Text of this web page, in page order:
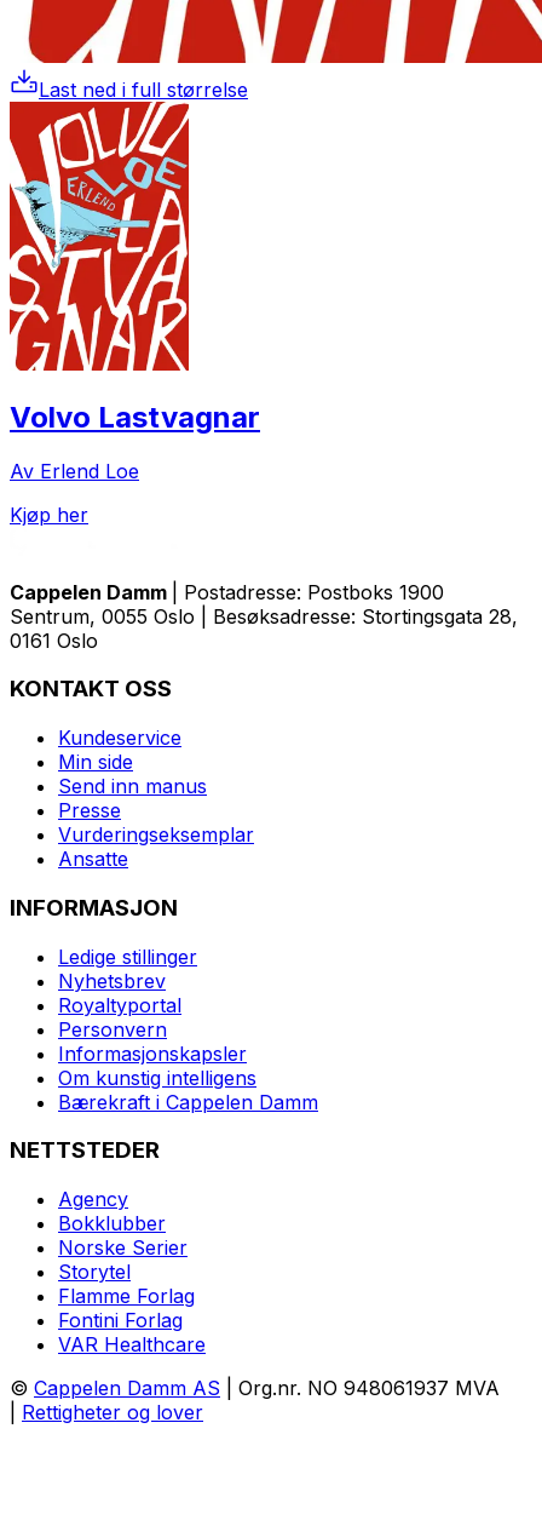
Last ned i full størrelse
Volvo Lastvagnar
Av Erlend Loe
Kjøp her
Cappelen Damm
| Postadresse: Postboks 1900
Sentrum, 0055 Oslo | Besøksadresse: Stortingsgata 28,
0161 Oslo
KONTAKT OSS
Kundeservice
Min side
Send inn manus
Presse
Vurderingseksemplar
Ansatte
INFORMASJON
Ledige stillinger
Nyhetsbrev
Royaltyportal
Personvern
Informasjonskapsler
Om kunstig intelligens
Bærekraft i Cappelen Damm
NETTSTEDER
Agency
Bokklubber
Norske Serier
Storytel
Flamme Forlag
Fontini Forlag
VAR Healthcare
© Cappelen Damm AS | Org.nr. NO 948061937 MVA
Rettigheter og lover